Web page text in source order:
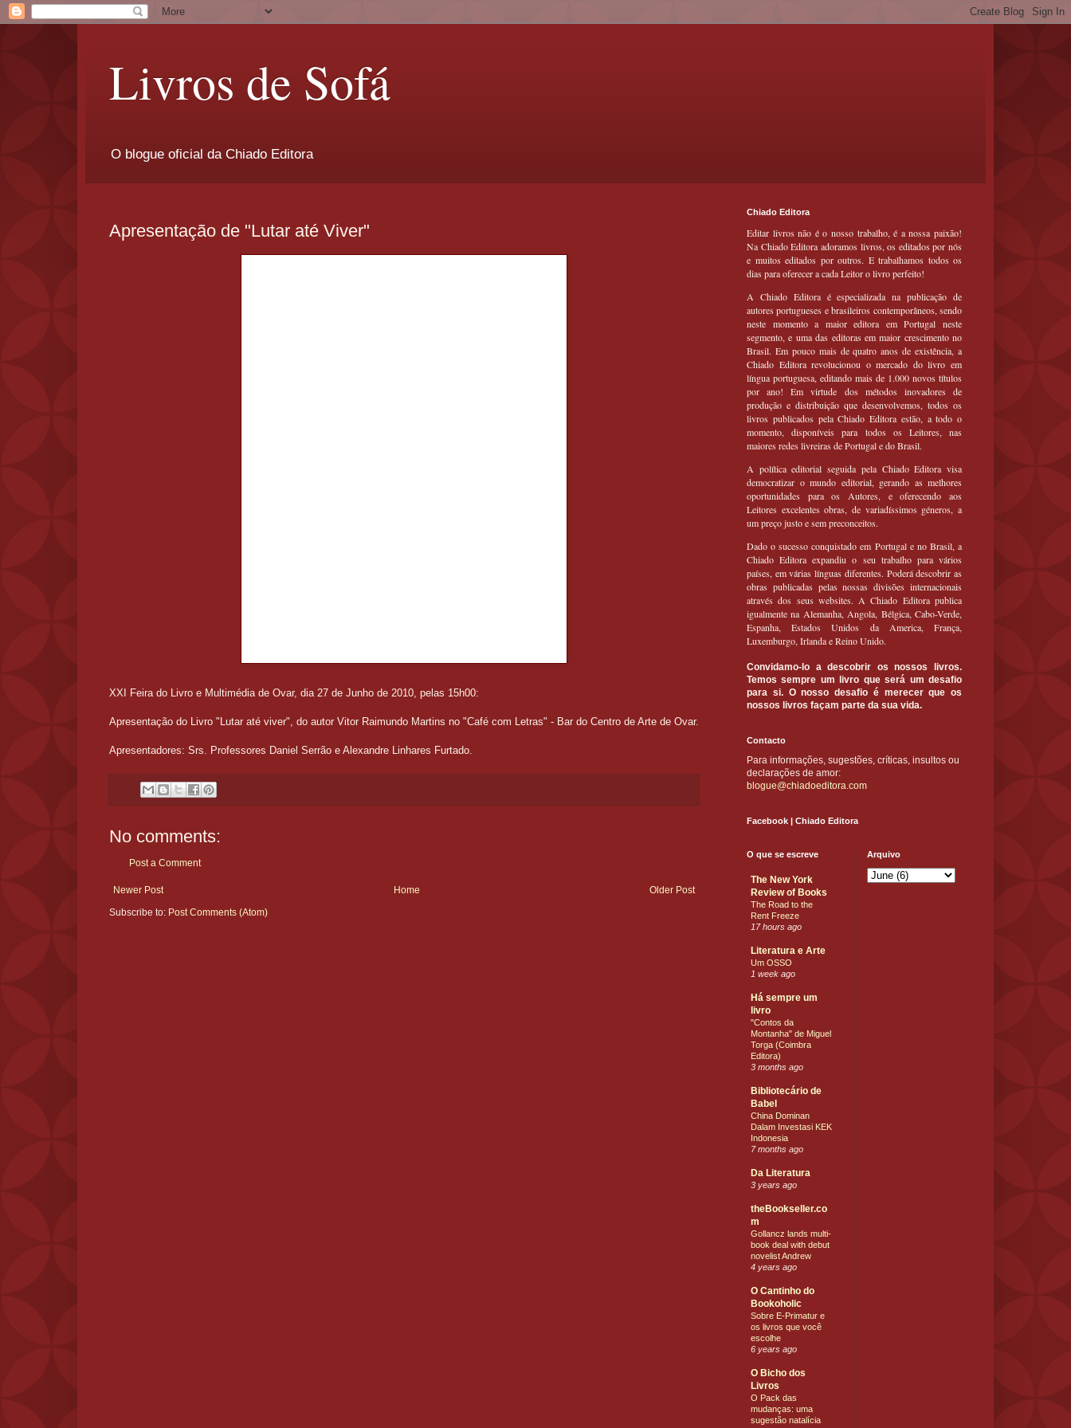
Livros de Sofá
O blogue oficial da Chiado Editora
Apresentação de "Lutar até Viver"
XXI Feira do Livro e Multimédia de Ovar, dia 27 de Junho de 2010, pelas 15h00:
Apresentação do Livro "Lutar até viver", do autor Vitor Raimundo Martins no "Café com Letras" - Bar do Centro de Arte de Ovar.
Apresentadores: Srs. Professores Daniel Serrão e Alexandre Linhares Furtado.
No comments:
Post a Comment
Newer Post Older Post
Home
Subscribe to: Post Comments (Atom)
Chiado Editora
Editar livros não é o nosso trabalho, é a nossa paixão!
Na Chiado Editora adoramos livros, os editados por nós
e muitos editados por outros. E trabalhamos todos os
dias para oferecer a cada Leitor o livro perfeito!
A Chiado Editora é especializada na publicação de
autores portugueses e brasileiros contemporâneos, sendo
neste momento a maior editora em Portugal neste
segmento, e uma das editoras em maior crescimento no
Brasil. Em pouco mais de quatro anos de existência, a
Chiado Editora revolucionou o mercado do livro em
língua portuguesa, editando mais de 1.000 novos títulos
por ano! Em virtude dos métodos inovadores de
produção e distribuição que desenvolvemos, todos os
livros publicados pela Chiado Editora estão, a todo o
momento, disponíveis para todos os Leitores, nas
maiores redes livreiras de Portugal e do Brasil.
A política editorial seguida pela Chiado Editora visa
democratizar o mundo editorial, gerando as melhores
oportunidades para os Autores, e oferecendo aos
Leitores excelentes obras, de variadíssimos géneros, a
um preço justo e sem preconceitos.
Dado o sucesso conquistado em Portugal e no Brasil, a
Chiado Editora expandiu o seu trabalho para vários
países, em várias línguas diferentes. Poderá descobrir as
obras publicadas pelas nossas divisões internacionais
através dos seus websites. A Chiado Editora publica
igualmente na Alemanha, Angola, Bélgica, Cabo-Verde,
Espanha, Estados Unidos da America, França,
Luxemburgo, Irlanda e Reino Unido.
Convidamo-lo a descobrir os nossos livros.
Temos sempre um livro que será um desafio
para si. O nosso desafio é merecer que os
nossos livros façam parte da sua vida.
Contacto
Para informações, sugestões, críticas, insultos ou
declarações de amor:
blogue@chiadoeditora.com
Facebook | Chiado Editora
O que se escreve
The New York
Review of Books
The Road to the
Rent Freeze
17 hours ago
Literatura e Arte
Um OSSO
1 week ago
Há sempre um
livro
"Contos da
Montanha" de Miguel
Torga (Coimbra
Editora)
3 months ago
Bibliotecário de
Babel
China Dominan
Dalam Investasi KEK
Indonesia
7 months ago
Da Literatura
3 years ago
theBookseller.co
m
Gollancz lands multi-
book deal with debut
novelist Andrew
4 years ago
O Cantinho do
Bookoholic
Sobre E-Primatur e
os livros que você
escolhe
6 years ago
O Bicho dos
Livros
O Pack das
mudanças: uma
sugestão natalícia
Arquivo